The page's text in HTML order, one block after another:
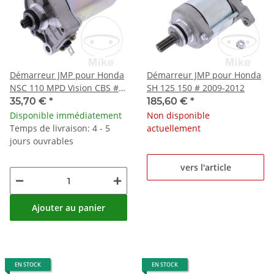
Démarreur JMP pour Honda
NSC 110 MPD Vision CBS #
2012-2016
35,70 € *
Disponible immédiatement
Temps de livraison: 4 - 5
jours ouvrables
Ajouter au panier
Démarreur JMP pour Honda
SH 125 150 # 2009-2012
185,60 € *
Non disponible
actuellement
vers l'article
EN STOCK EN STOCK